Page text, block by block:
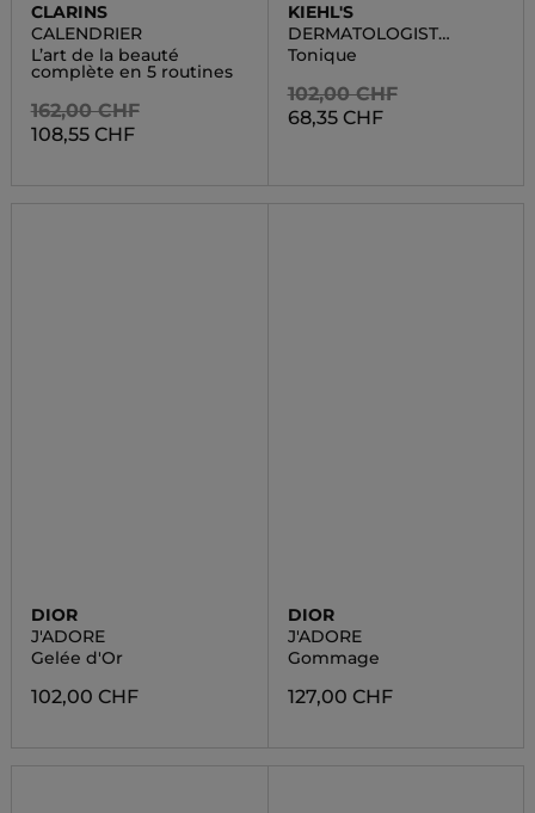
CLARINS
CALENDRIER
L’art de la beauté
complète en 5 routines
162,00 CHF
108,55 CHF
KIEHL'S
DERMATOLOGIST
SOLUTIONS CLEANS
Tonique
102,00 CHF
68,35 CHF
DIOR
J'ADORE
Gelée d'Or
102,00 CHF
DIOR
J'ADORE
Gommage
127,00 CHF